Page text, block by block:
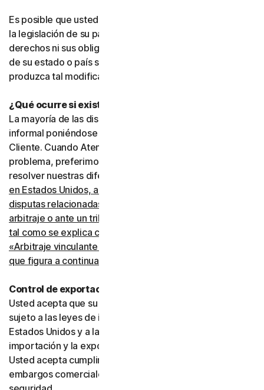
Es posible que usted tenga otros derechos en virtud de
la legislación de su país. Este acuerdo no modifica sus
derechos ni sus obligaciones en virtud de la legislación
de su estado o país si dicha legislación no permite que se
produzca tal modificación.
¿Qué ocurre si existe una disputa?
La mayoría de las disputas pueden resolverse de manera
informal poniéndose en contacto con Atención al
Cliente. Cuando Atención al Cliente no pueda resolver el
problema, preferimos recurrir al arbitraje para intentar
resolver nuestras diferencias.
en Estados Unidos, acepta resolver todas las
disputas relacionadas con este acuerdo mediante
arbitraje o ante un tribunal de reclamaciones menores,
tal como se explica con más detalle en la sección
«Arbitraje vinculante y renuncia a acciones colectivas»
que figura a continuación
Control de exportaciones
Usted acepta que su uso de los Servicios puede estar
sujeto a las leyes de importación y exportación de los
Estados Unidos y a las leyes de otros países en los que la
importación y la exportación puedan estar restringidas.
Usted acepta cumplir todas dichas leyes, incluidos los
embargos comerciales, las sanciones y los requisitos de